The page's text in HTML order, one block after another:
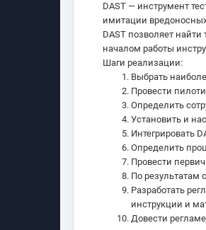
DAST — инструмент
имитации
DAST позволяет
началом работы
Шаги реализации:
Выбрать
Провести
Определить
Установить и
Интегрировать
Определить
Провести
По результатам
Разработать
инструкции и
Довести